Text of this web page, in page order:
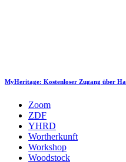
MyHeritage: Kostenloser Zugang über
Zoom
ZDF
YHRD
Wortherkunft
Workshop
Woodstock